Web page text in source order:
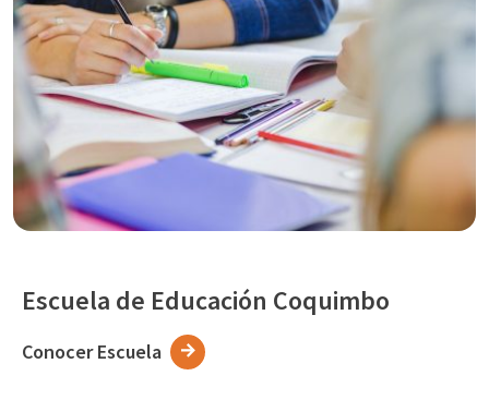
Escuela de Educación Coquimbo
Conocer Escuela